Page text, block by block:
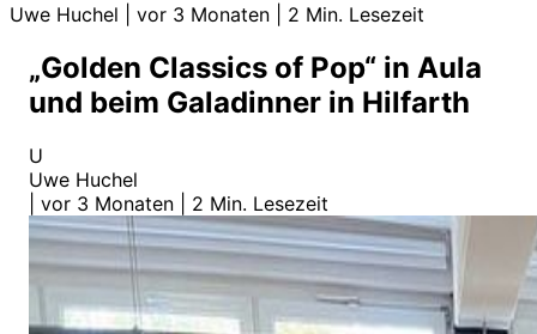
Uwe Huchel vor 3 Monaten 2 Min. Lesezeit
„Golden Classics of Pop“ in Aula
und beim Galadinner in Hilfarth
U
Uwe Huchel
vor 3 Monaten 2 Min. Lesezeit